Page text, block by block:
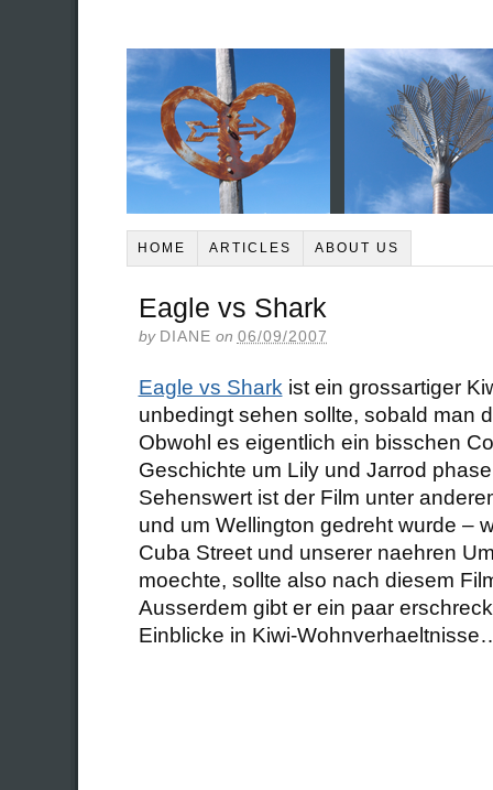
HOME ARTICLES ABOUT US
Eagle vs Shark
by DIANE on 06/09/2007
Eagle vs Shark ist ein grossartiger
unbedingt sehen sollte, sobald man
Obwohl es eigentlich ein bisschen
Geschichte um Lily und Jarrod
Sehenswert ist der Film unter
und um Wellington gedreht wurde –
Cuba Street und unserer naehren
moechte, sollte also nach diesem
Ausserdem gibt er ein paar
Einblicke in Kiwi-